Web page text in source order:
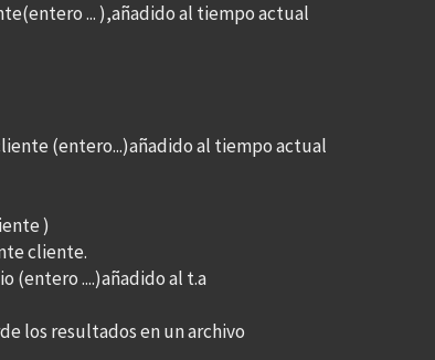
... ),añadido al tiempo actual
(entero...)añadido al tiempo actual
)
cliente.
(entero ....)añadido al t.a
los resultados en un archivo